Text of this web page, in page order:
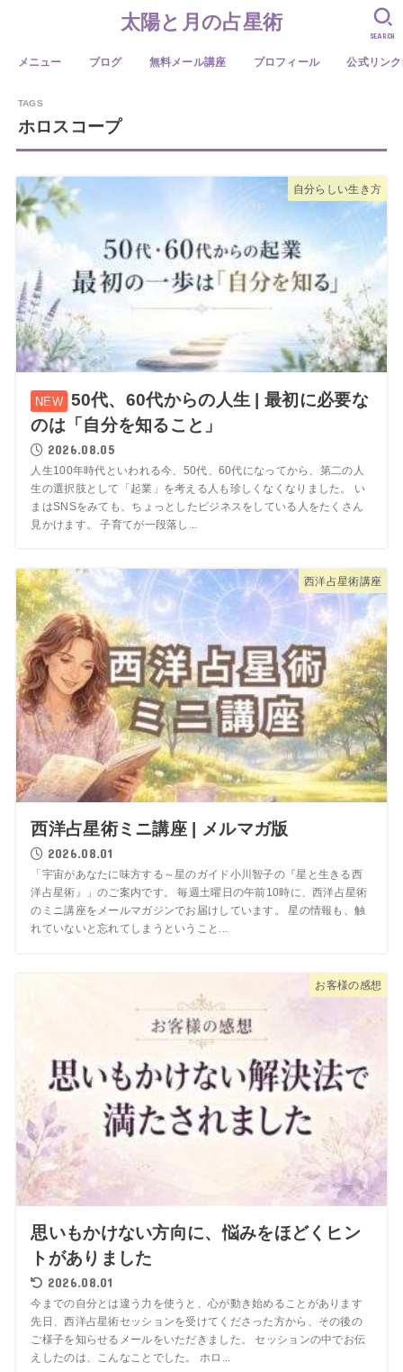
太陽と月の占星術
メニュー ブログ 無料メール講座 プロフィール 公式リン
SEARCH
ホロスコープ
自分らしい生き方
50代、60代からの人生 | 最初に必要な
のは「自分を知ること」
2026.08.05
人生100年時代といわれる今、50代、60代になってから、第二の人
生の選択肢として「起業」を考える人も珍しくなくなりました。 い
まはSNSをみても、ちょっとしたビジネスをしている人をたくさん
見かけます。 子育てが一段落し...
西洋占星術講座
西洋占星術ミニ講座 | メルマガ版
2026.08.01
「宇宙があなたに味方する～星のガイド小川智子の『星と生きる西
洋占星術』」のご案内です。 毎週土曜日の午前10時に、西洋占星術
のミニ講座をメールマガジンでお届けしています。 星の情報も、触
れていないと忘れてしまうということ...
お客様の感想
思いもかけない方向に、悩みをほどくヒン
トがありました
2026.08.01
今までの自分とは違う力を使うと、心が動き始めることがあります
先日、西洋占星術セッションを受けてくださった方から、その後の
ご様子を知らせるメールをいただきました。 セッションの中でお伝
えしたのは、こんなことでした。 ホロ...